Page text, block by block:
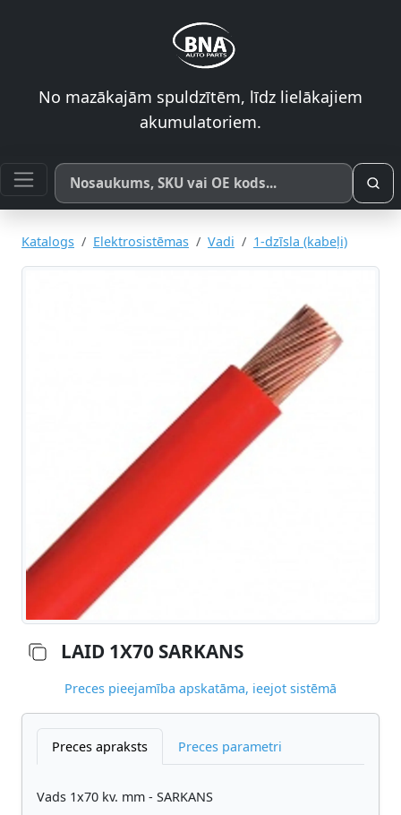
No mazākajām spuldzītēm, līdz lielākajiem
akumulatoriem.
Meklēt pēc produkta nosaukuma, SKU vai OE koda
Katalogs Elektrosistēmas Vadi 1-dzīsla (kabeļi)
LAID 1X70 SARKANS
Preces pieejamība apskatāma, ieejot sistēmā
Preces apraksts Preces parametri
Vads 1x70 kv. mm - SARKANS